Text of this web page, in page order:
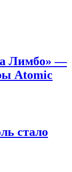
Лимбо» —
Atomic
стало